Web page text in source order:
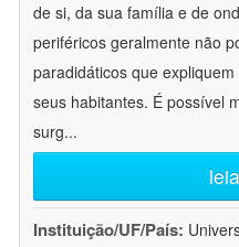
de si, da sua família e de
periféricos geralmente não
paradidáticos que
seus habitantes. É possível
surg...
Instituição/UF/País: